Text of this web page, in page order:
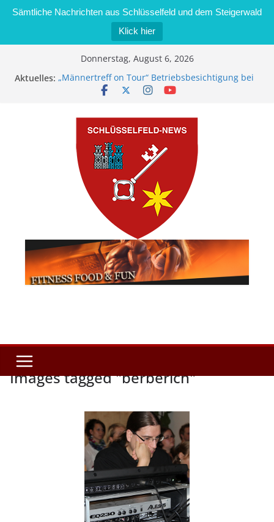
Sämtliche Nachrichten aus Schlüsselfeld und dem Steigerwald
Klick hier
Donnerstag, August 6, 2026
Aktuelles: „Männertreff on Tour“ Betriebsbesichtigung bei
der Schreinerei Zimmermann GmbH
Brand in Sägewerk in Bernroth schnell unter
Kontrolle
Stadt Schlüsselfeld bietet Online-Anmeldung für
Kindergartenplätze an
Dieseldiebstahl im Wert von 600 Euro
Images tagged "berberich"